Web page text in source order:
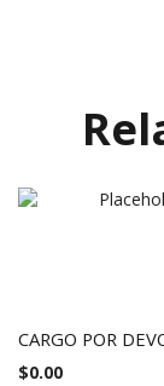
CARGO POR
$0.00